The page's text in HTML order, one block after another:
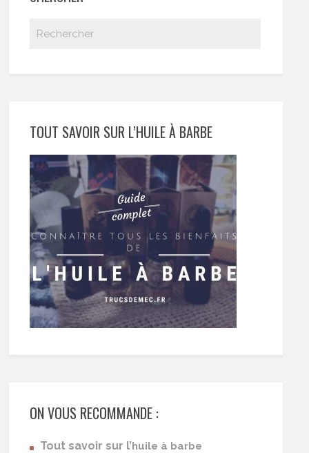
TOUT SAVOIR SUR L’HUILE À BARBE
ON VOUS RECOMMANDE :
Tout savoir sur l’huile à barbe